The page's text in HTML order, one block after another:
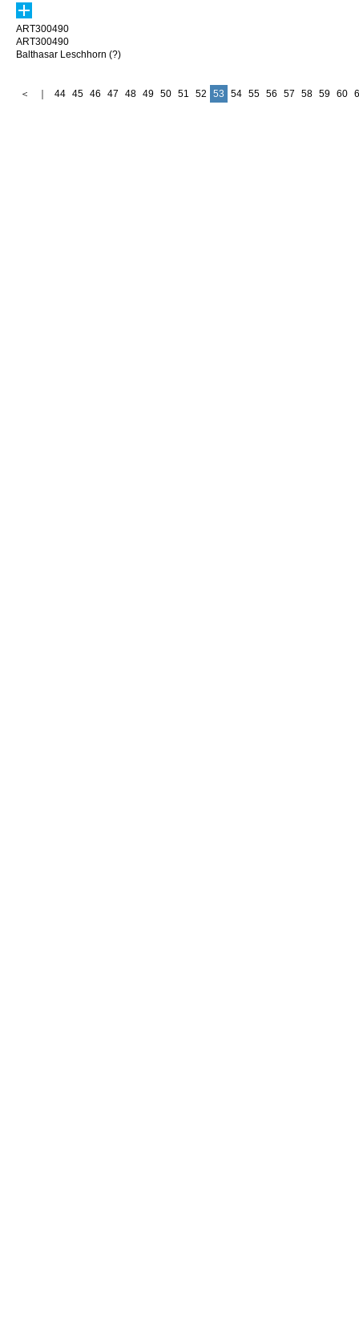
ART300490
ART300490
Balthasar Leschhorn (?)
＜ 44 45 46 47 48 49 50 51 52 53 54 55 56 57 58 59 60